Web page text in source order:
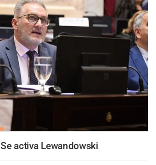
Se activa Lewandowski